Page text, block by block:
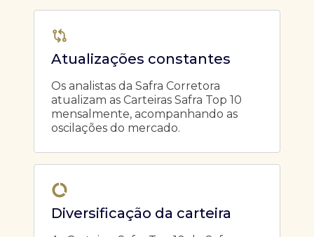
Atualizações constantes
Os analistas da Safra Corretora
atualizam as Carteiras Safra Top 10
mensalmente, acompanhando as
oscilações do mercado.
Diversificação da carteira